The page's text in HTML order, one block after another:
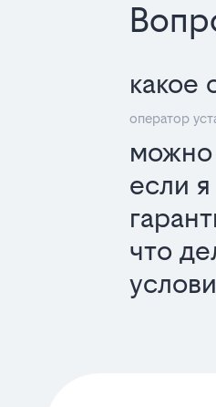
какое
оператор
можно
если
что